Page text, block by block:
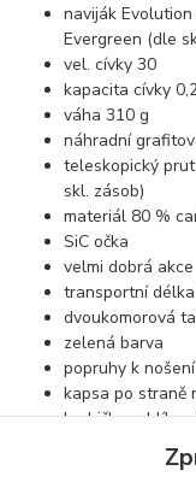
naviják
Evergreen (dle
vel. cívky 30
kapacita cívky
váha 310 g
náhradní
teleskopický
skl. zásob)
materiál 80 %
SiC očka
velmi dobrá akce
transportní
dvoukomorová
zelená barva
popruhy k
kapsa po straně
krabička